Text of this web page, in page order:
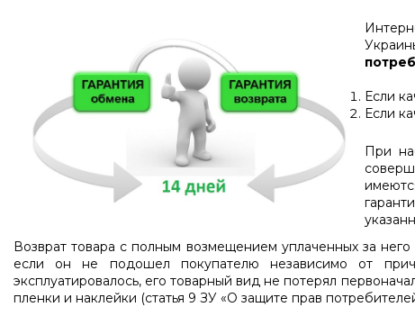
Если
Если
При
Возврат товара с полным возмещением уплаченных за
если он не подошел покупателю независимо от
эксплуатировалось, его товарный вид не потерял
пленки и наклейки (статья 9 ЗУ «О защите прав